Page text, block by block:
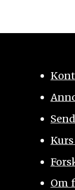
Om